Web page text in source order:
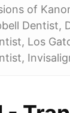
of
Dentist,
Los